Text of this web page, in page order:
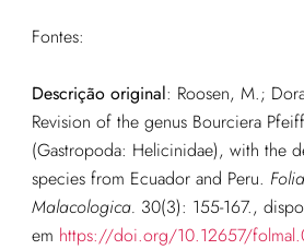
Fontes:
Descrição original: Roosen, M.;
Revision of the genus Bourciera
(Gastropoda: Helicinidae), with the
species from Ecuador and Peru. Folia
Malacologica. 30(3): 155-167.,
em https://doi.org/10.12657/